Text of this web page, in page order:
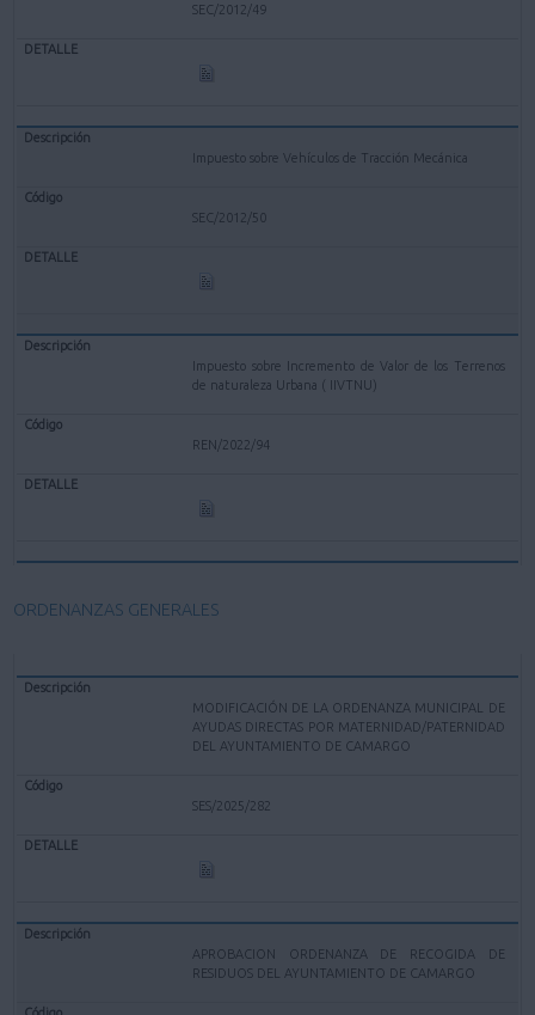
SEC/2012/49
Impuesto sobre Vehículos de Tracción Mecánica
SEC/2012/50
Impuesto sobre Incremento de Valor de los Terrenos
de naturaleza Urbana ( IIVTNU)
REN/2022/94
ORDENANZAS GENERALES
MODIFICACIÓN DE LA ORDENANZA MUNICIPAL DE
AYUDAS DIRECTAS POR MATERNIDAD/PATERNIDAD
DEL AYUNTAMIENTO DE CAMARGO
SES/2025/282
APROBACION ORDENANZA DE RECOGIDA DE
RESIDUOS DEL AYUNTAMIENTO DE CAMARGO